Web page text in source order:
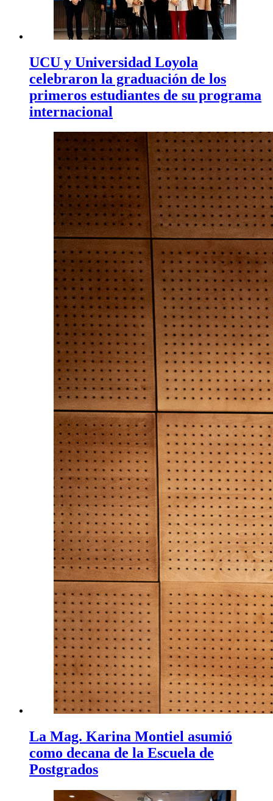
UCU y Universidad Loyola
celebraron la graduación de los
primeros estudiantes de su programa
internacional
La Mag. Karina Montiel asumió
como decana de la Escuela de
Postgrados